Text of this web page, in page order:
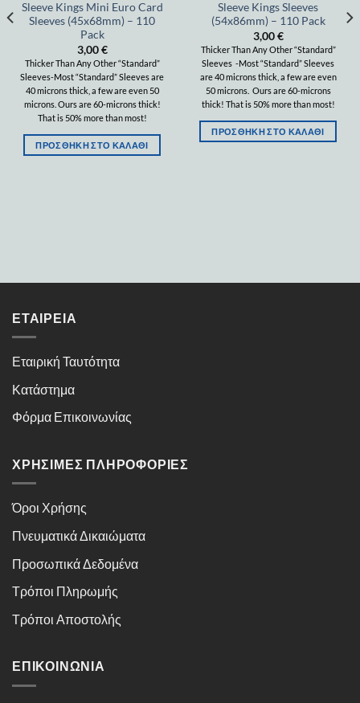
Sleeve Kings Mini Euro Card
Sleeves (45x68mm) – 110
Pack
3,00€
Thicker Than Any Other “Standard”
Sleeves-Most “Standard” Sleeves are
40 microns thick, a few are even 50
microns. Ours are 60-microns thick!
That is 50% more than most!
ΠΡΟΣΘΉΚΗ ΣΤΟ ΚΑΛΆΘΙ
Sleeve Kings Sleeves
(54x86mm) – 110 Pack
3,00€
Thicker Than Any Other “Standard”
Sleeves -Most “Standard” Sleeves
are 40 microns thick, a few are even
50 microns. Ours are 60-microns
thick! That is 50% more than most!
ΠΡΟΣΘΉΚΗ ΣΤΟ ΚΑΛΆΘΙ
ΕΤΑΙΡΕΊΑ
Εταιρική Ταυτότητα
Κατάστημα
Φόρμα Επικοινωνίας
ΧΡΉΣΙΜΕΣ ΠΛΗΡΟΦΟΡΊΕΣ
Όροι Χρήσης
Πνευματικά Δικαιώματα
Προσωπικά Δεδομένα
Τρόποι Πληρωμής
Τρόποι Αποστολής
ΕΠΙΚΟΙΝΩΝΊΑ